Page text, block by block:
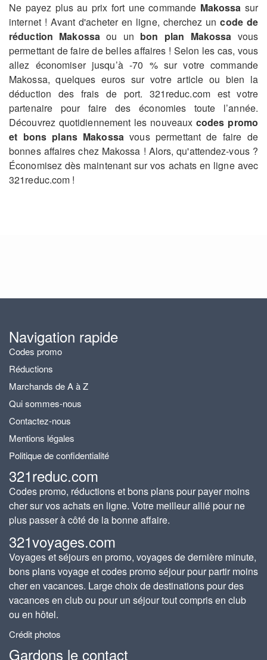
Ne payez plus au prix fort une commande Makossa sur
internet ! Avant d'acheter en ligne, cherchez uncode de
réduction Makossaou un bon plan Makossa vous
permettant de faire de belles affaires ! Selon les cas, vous
allez économiser jusqu’à -70 % sur votre commande
Makossa, quelques euros sur votre article ou bien la
déduction des frais de port. 321reduc.com est votre
partenaire pour faire des économies toute l’année.
Découvrez quotidiennement les nouveauxcodes promo
et bons plans Makossavous permettant de faire de
bonnes affaires chez Makossa ! Alors, qu'attendez-vous ?
Économisez dès maintenant sur vos achats en ligne avec
321reduc.com !
Navigation rapide
Codes promo
Réductions
Marchands de A à Z
Qui sommes-nous
Contactez-nous
Mentions légales
Politique de confidentialité
321reduc.com
Codes promo, réductions et bons plans pour payer moins
cher sur vos achats en ligne. Votre meilleur allié pour ne
plus passer à côté de la bonne affaire.
321voyages.com
Voyages et séjours en promo, voyages de dernière minute,
bons plans voyage et codes promo séjour pour partir moins
cher en vacances. Large choix de destinations pour des
vacances en club ou pour un séjour tout compris en club
ou en hôtel.
Crédit photos
Gardons le contact